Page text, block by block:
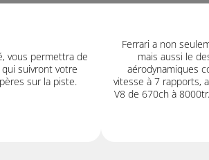
vous permettra de
suivront votre
sur la piste.
Ferrari a non
mais aussi le
aérodynamiques
vitesse à 7 rapports,
V8 de 670ch à